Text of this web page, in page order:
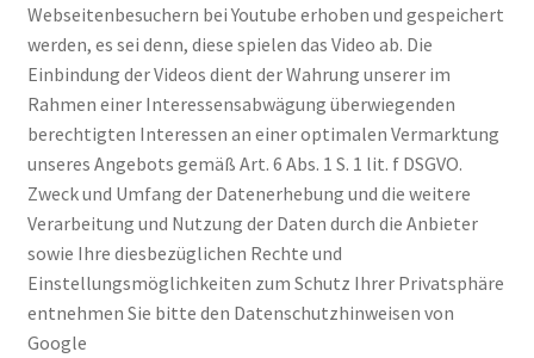
Webseitenbesuchern bei Youtube erhoben und gespeichert
werden, es sei denn, diese spielen das Video ab. Die
Einbindung der Videos dient der Wahrung unserer im
Rahmen einer Interessensabwägung überwiegenden
berechtigten Interessen an einer optimalen Vermarktung
unseres Angebots gemäß Art. 6 Abs. 1 S. 1 lit. f DSGVO.
Zweck und Umfang der Datenerhebung und die weitere
Verarbeitung und Nutzung der Daten durch die Anbieter
sowie Ihre diesbezüglichen Rechte und
Einstellungsmöglichkeiten zum Schutz Ihrer Privatsphäre
entnehmen Sie bitte den Datenschutzhinweisen von
Google